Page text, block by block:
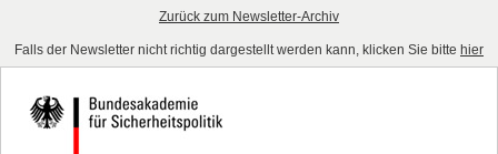
Zurück zum Newsletter-Archiv
Falls der Newsletter nicht richtig dargestellt werden kann, klicken Sie bitte hier